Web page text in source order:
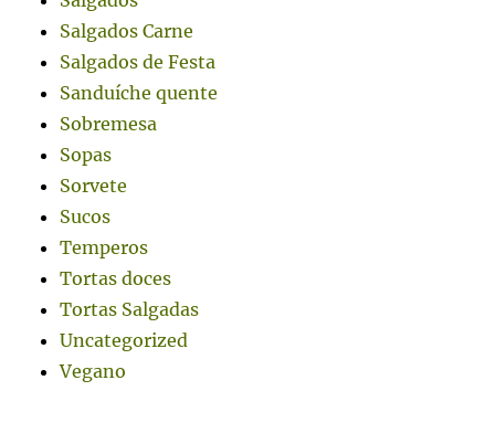
Salgados Carne
Salgados de Festa
Sanduíche quente
Sobremesa
Sopas
Sorvete
Sucos
Temperos
Tortas doces
Tortas Salgadas
Uncategorized
Vegano